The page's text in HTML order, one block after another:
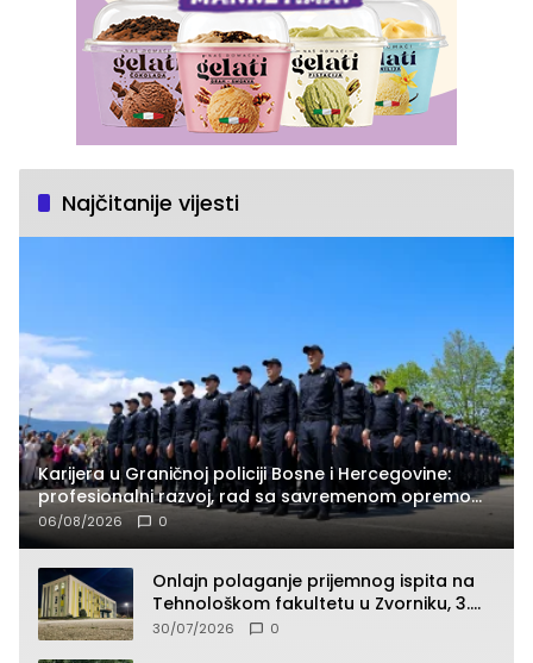
Najčitanije vijesti
Karijera u Graničnoj policiji Bosne i Hercegovine:
profesionalni razvoj, rad sa savremenom opremom
i služba građanima
06/08/2026 0
Onlajn polaganje prijemnog ispita na
Tehnološkom fakultetu u Zvorniku, 3.
septembra u 9.00 časova
30/07/2026 0